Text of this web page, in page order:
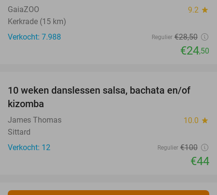
GaiaZOO 9.2 star
Kerkrade (15 km)
Verkocht: 7.988
Regulier €28,50
€24,50
56%
10 weken danslessen salsa, bachata en/of
kizomba
James Thomas 10.0 star
Sittard
Verkocht: 12
Regulier €100
€44